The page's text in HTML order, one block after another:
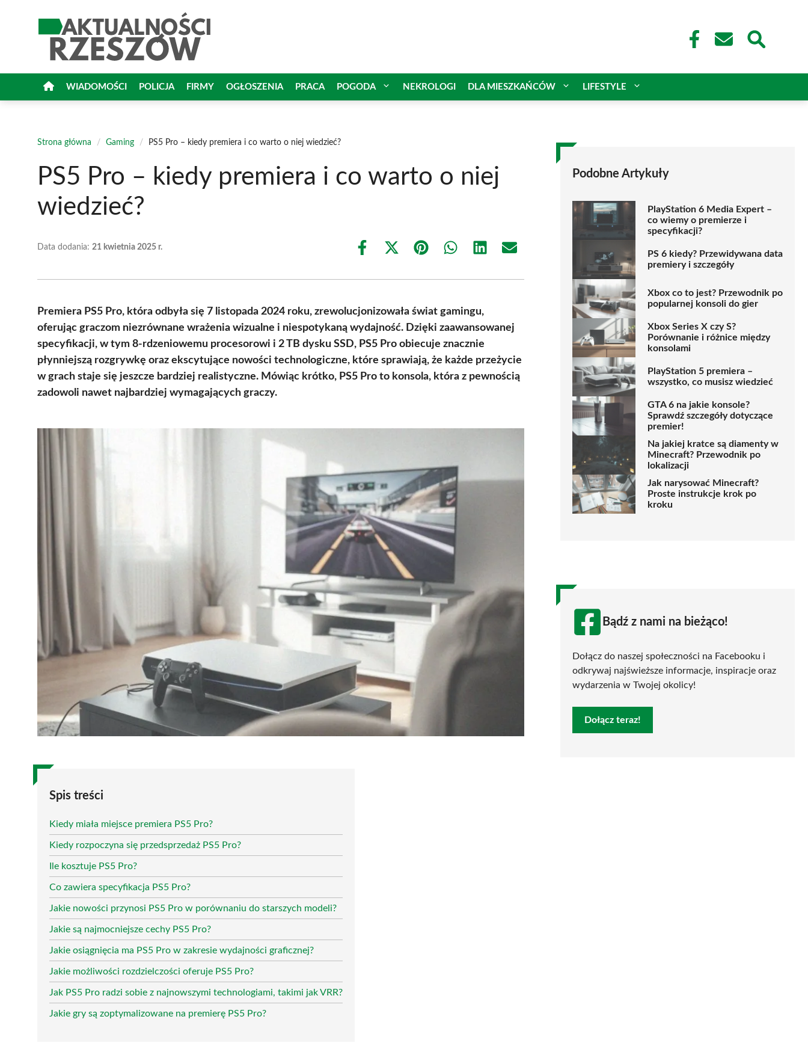
WIADOMOŚCI POLICJA FIRMY OGŁOSZENIA PRACA POGODA NEKROLOGI DLA MIESZKAŃCÓW LIFESTYLE
Strona główna / Gaming / PS5 Pro – kiedy premiera i co warto o niej wiedzieć?
PS5 Pro – kiedy premiera i co warto o niej
wiedzieć?
Data dodania: 21 kwietnia 2025 r.
Share
Share
(Twitter)
Share Share Share Share
Premiera PS5 Pro, która odbyła się 7 listopada 2024 roku, zrewolucjonizowała świat gamingu,
oferując graczom niezrównane wrażenia wizualne i niespotykaną wydajność. Dzięki zaawansowanej
specyfikacji, w tym 8-rdzeniowemu procesorowi i 2 TB dysku SSD, PS5 Pro obiecuje znacznie
płynniejszą rozgrywkę oraz ekscytujące nowości technologiczne, które sprawiają, że każde przeżycie
w grach staje się jeszcze bardziej realistyczne. Mówiąc krótko, PS5 Pro to konsola, która z pewnością
zadowoli nawet najbardziej wymagających graczy.
Spis treści
Kiedy miała miejsce premiera PS5 Pro?
Kiedy rozpoczyna się przedsprzedaż PS5 Pro?
Ile kosztuje PS5 Pro?
Co zawiera specyfikacja PS5 Pro?
Jakie nowości przynosi PS5 Pro w porównaniu do starszych modeli?
Jakie są najmocniejsze cechy PS5 Pro?
Jakie osiągnięcia ma PS5 Pro w zakresie wydajności graficznej?
Jakie możliwości rozdzielczości oferuje PS5 Pro?
Jak PS5 Pro radzi sobie z najnowszymi technologiami, takimi jak VRR?
Jakie gry są zoptymalizowane na premierę PS5 Pro?
Podobne Artykuły
PlayStation 6 Media Expert –
co wiemy o premierze i
specyfikacji?
PS 6 kiedy? Przewidywana data
premiery i szczegóły
Xbox co to jest? Przewodnik po
popularnej konsoli do gier
Xbox Series X czy S?
Porównanie i różnice między
konsolami
PlayStation 5 premiera –
wszystko, co musisz wiedzieć
GTA 6 na jakie konsole?
Sprawdź szczegóły dotyczące
premier!
Na jakiej kratce są diamenty w
Minecraft? Przewodnik po
lokalizacji
Jak narysować Minecraft?
Proste instrukcje krok po
kroku
Bądź z nami na bieżąco!
Dołącz do naszej społeczności na Facebooku i
odkrywaj najświeższe informacje, inspiracje oraz
wydarzenia w Twojej okolicy!
Dołącz teraz!